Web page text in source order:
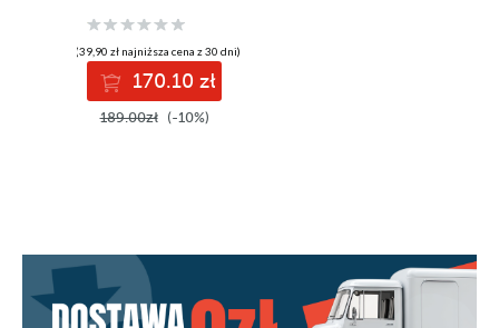
Testing and
Cybersecurity
(39,90 zł najniższa cena z 30 dni)
170.10 zł
189.00zł (-10%)